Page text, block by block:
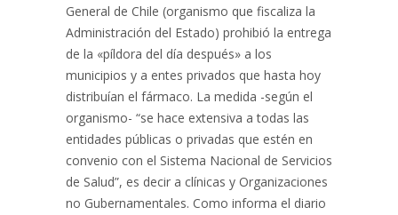
General de Chile (organismo que fiscaliza la
Administración del Estado) prohibió la entrega
de la «píldora del día después» a los
municipios y a entes privados que hasta hoy
distribuían el fármaco. La medida -según el
organismo- “se hace extensiva a todas las
entidades públicas o privadas que estén en
convenio con el Sistema Nacional de Servicios
de Salud”, es decir a clínicas y Organizaciones
no Gubernamentales. Como informa el diario